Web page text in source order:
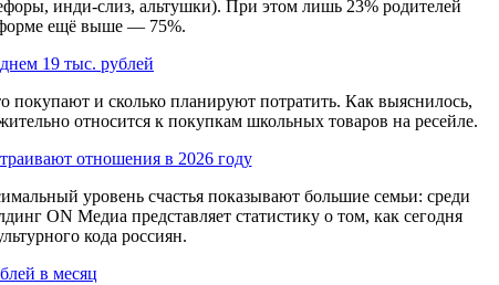
инди-слиз, альтушки). При этом лишь 23% родителей
форме ещё выше — 75%.
19 тыс. рублей
и сколько планируют потратить. Как выяснилось,
относится к покупкам школьных товаров на ресейле.
отношения в 2026 году
уровень счастья показывают большие семьи: среди
ON Медиа представляет статистику о том, как сегодня
кода россиян.
в месяц